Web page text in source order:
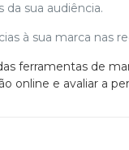
da sua audiência.
à sua marca nas
ferramentas de
online e avaliar a